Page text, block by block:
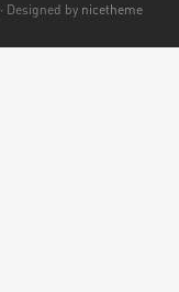
· Designed by nicetheme